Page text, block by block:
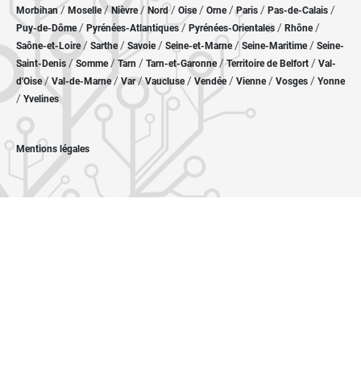
Morbihan/ Moselle/ Nièvre / Nord/ Oise / Orne/Paris / Pas-de-Calais /
Puy-de-Dôme/ Pyrénées-Atlantiques / Pyrénées-Orientales / Rhône/
Saône-et-Loire/ Sarthe/ Savoie/ Seine-et-Marne/ Seine-Maritime/ Seine-
Saint-Denis /Somme/ Tarn / Tarn-et-Garonne/Territoire de Belfort / Val-
d'Oise/ Val-de-Marne/Var/Vaucluse/ Vendée/ Vienne/ Vosges / Yonne
/ Yvelines
Mentions légales